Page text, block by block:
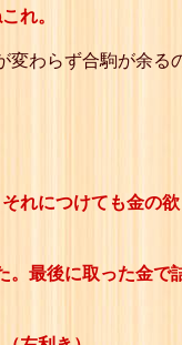
れ。
変わらず合駒が余る
れにつけても金の欲
。最後に取った金で